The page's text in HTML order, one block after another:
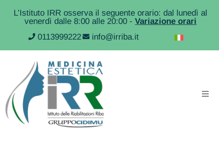
L’Istituto IRR osserva il seguente orario: dal lunedì al
venerdì dalle 8:00 alle 20:00 -Variazione orari
0113999222
info@irriba.it